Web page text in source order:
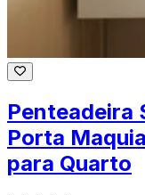
Penteadeira
Porta
para Quarto